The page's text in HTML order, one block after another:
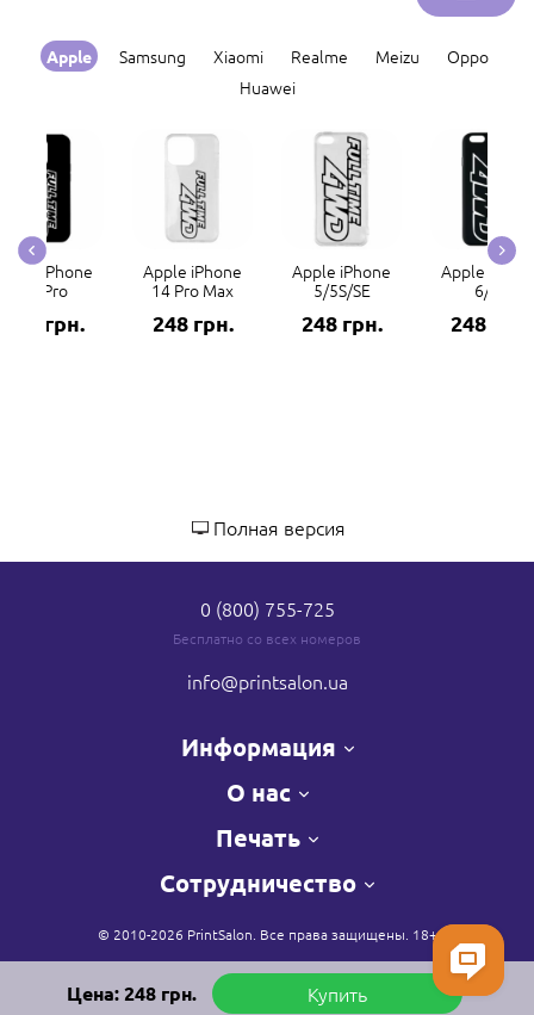
Apple Samsung Xiaomi Realme Meizu
Oppo
Huawei
iPhone
14 Pro
248 грн.
Apple iPhone
14 Pro Max
248 грн.
Apple iPhone
5/5S/SE
248 грн.
Apple
6/6S
248 грн.
Цена:248грн. Купить
Полная версия
0 (800) 755-725
Бесплатно со всех номеров
info@printsalon.ua
Информация
О нас
Печать
Сотрудничество
© 2010-2026 PrintSalon. Все права защищены. 18+